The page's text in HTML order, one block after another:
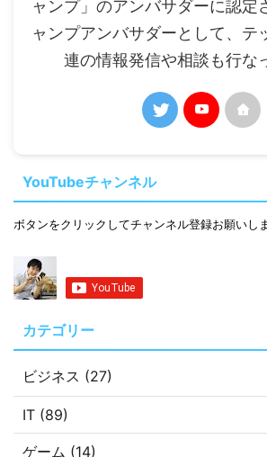
ャンプ」のアンバサダーに認定
ャンプアンバサダーとして、テ
連の情報発信や相談も行な
YouTubeチャンネル
ボタンをクリックしてチャンネル登録お願いし
カテゴリー
ビジネス (27)
IT (89)
ゲーム (14)